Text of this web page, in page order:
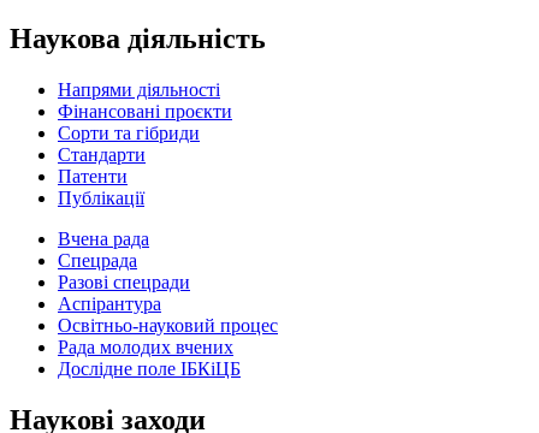
Наукова діяльність
Напрями діяльності
Фінансовані проєкти
Сорти та гібриди
Стандарти
Патенти
Публікації
Вчена рада
Спецрада
Разові спецради
Аспірантура
Освітньо-науковий процес
Рада молодих вчених
Дослідне поле ІБКіЦБ
Наукові заходи